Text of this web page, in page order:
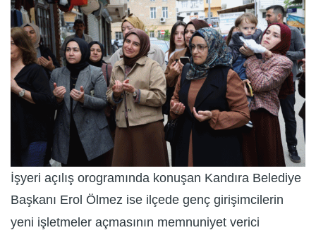
İşyeri açılış orogramında konuşan Kandıra Belediye
Başkanı Erol Ölmez ise ilçede genç girişimcilerin
yeni işletmeler açmasının memnuniyet verici